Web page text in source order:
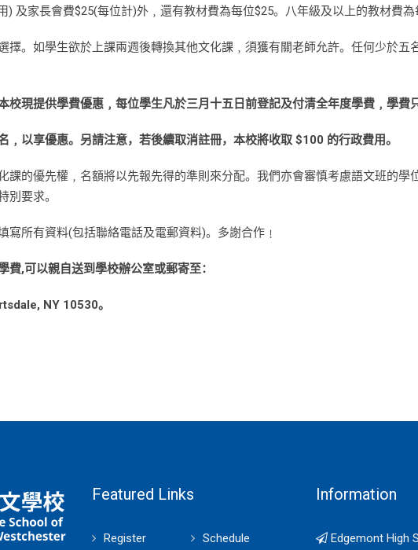
) 及家長會費$25(每位計)外﹐還有教材費為每位$25。八年級及以上的教材費為
擇。如學生欲於上課兩週後轉換其他文化課﹐須獲有關老師允許。任何少於五
校現提供學費優惠﹐每位學生凡於三月十五日前登記及付清全年度學費﹐學費
﹐以享優惠。另請注意，若後續取消註冊，本校將收取 $100 的行政費用。
課的優先權﹐名額將以先報先得的準則來分配。我們亦會審慎考慮語文班的
別要求。
寫所有資料(包括聯絡電話及電郵資料)。多謝合作﹗
費,可以親自送到學校辦公室或郵寄至：
NY 10530。
Featured Links
Register
Schedule
Information
Edgemont High